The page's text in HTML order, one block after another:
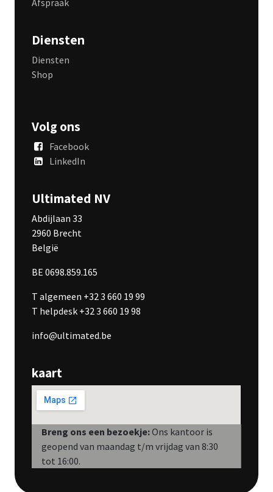
Diensten
Diensten
Shop
Volg ons
Facebook
LinkedIn
Ultimated NV
Abdijlaan 33
2960 Brecht
België
BE 0698.859.165
T algemeen +32 3 660 19 99
T helpdesk +32 3 660 19 98
info@ultimated.be
kaart
Breng ons een bezoekje:Ons kantoor is
geopend van maandag t/m vrijdag van 8:30
tot 16:00.